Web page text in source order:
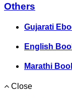
Others
Gujarati
English
Marathi
Close